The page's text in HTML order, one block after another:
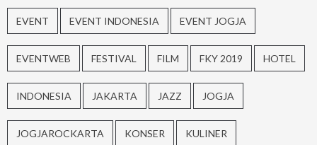
EVENT EVENT INDONESIA EVENT JOGJA
EVENTWEB FESTIVAL FILM FKY 2019 HOTEL
INDONESIA JAKARTA JAZZ JOGJA
JOGJAROCKARTA KONSER KULINER